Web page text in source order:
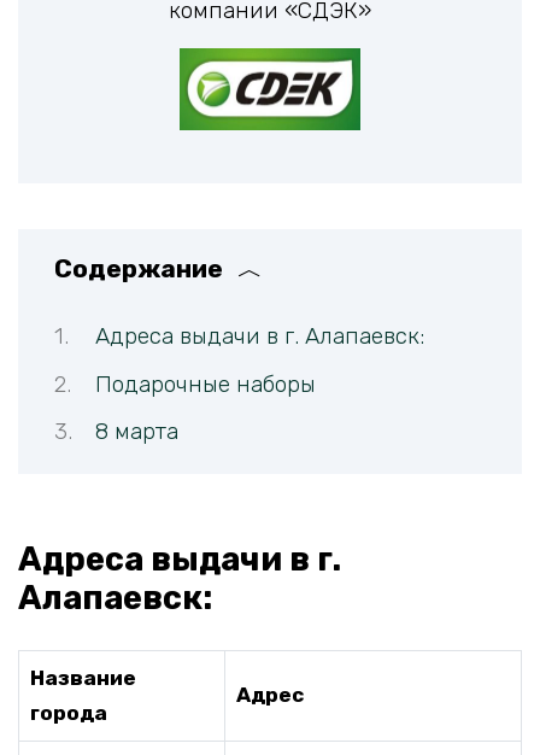
компании «СДЭК»
Содержание
Адреса выдачи в г. Алапаевск:
Подарочные наборы
8 марта
Адреса выдачи в г.
Алапаевск:
Название
города
Адрес